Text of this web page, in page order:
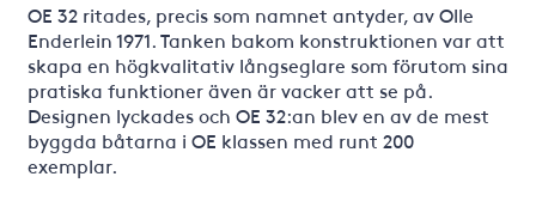
OE 32 ritades, precis som namnet antyder, av Olle
Enderlein 1971. Tanken bakom konstruktionen var att
skapa en högkvalitativ långseglare som förutom sina
pratiska funktioner även är vacker att se på.
Designen lyckades och OE 32:an blev en av de mest
byggda båtarna i OE klassen med runt 200
exemplar.